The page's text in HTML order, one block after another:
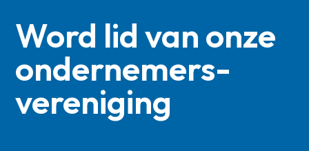
Word lid van onze
ondernemers­
vereniging